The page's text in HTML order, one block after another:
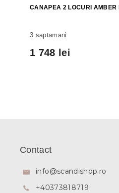
CANAPEA 2 LOCURI AMBER
3 saptamani
1 748 lei
Contact
info@scandishop.ro
+40373818719